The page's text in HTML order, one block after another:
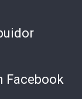
Facebook